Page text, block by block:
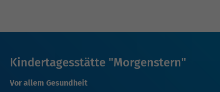
Kindertagesstätte "Morgenstern"
Vor allem Gesundheit